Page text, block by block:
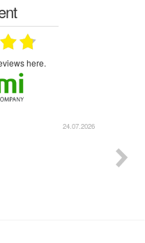
here.
24.07.2026